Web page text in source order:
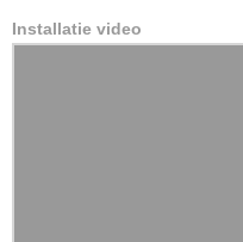
Installatie video